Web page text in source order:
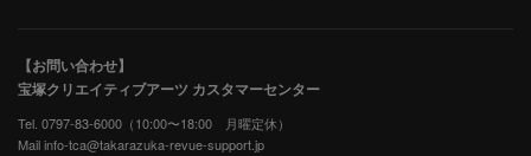
【お問い合わせ】
宝塚クリエイティブアーツ カスタマーセンター
Tel. 0797-83-6000（10:00〜18:00 月曜定休）
Mail info-tca@takarazuka-revue-support.jp